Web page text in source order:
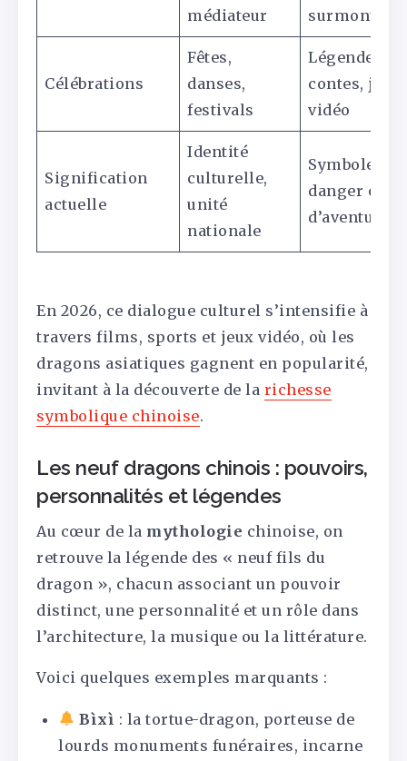
médiateur surmonter
Célébrations
Fêtes,
danses,
festivals
Légendes,
contes, jeux
vidéo
Signification
actuelle
Identité
culturelle,
unité
nationale
Symbole de
danger ou
d’aventure
En 2026, ce dialogue culturel s’intensifie à
travers films, sports et jeux vidéo, où les
dragons asiatiques gagnent en popularité,
invitant à la découverte de la richesse
symbolique chinoise.
Les neuf dragons chinois : pouvoirs,
personnalités et légendes
Au cœur de la mythologie chinoise, on
retrouve la légende des « neuf fils du
dragon », chacun associant un pouvoir
distinct, une personnalité et un rôle dans
l’architecture, la musique ou la littérature.
Voici quelques exemples marquants :
Bìxì : la tortue-dragon, porteuse de
lourds monuments funéraires, incarne